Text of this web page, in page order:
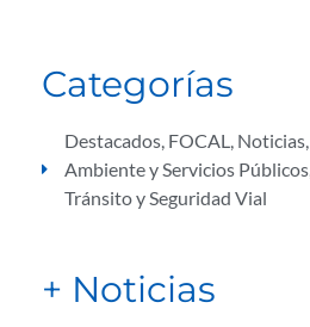
Categorías
Destacados FOCAL Noticias
Ambiente y Servicios Públicos
Tránsito y Seguridad Vial
+ Noticias